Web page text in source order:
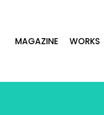
MAGAZINE WORKS